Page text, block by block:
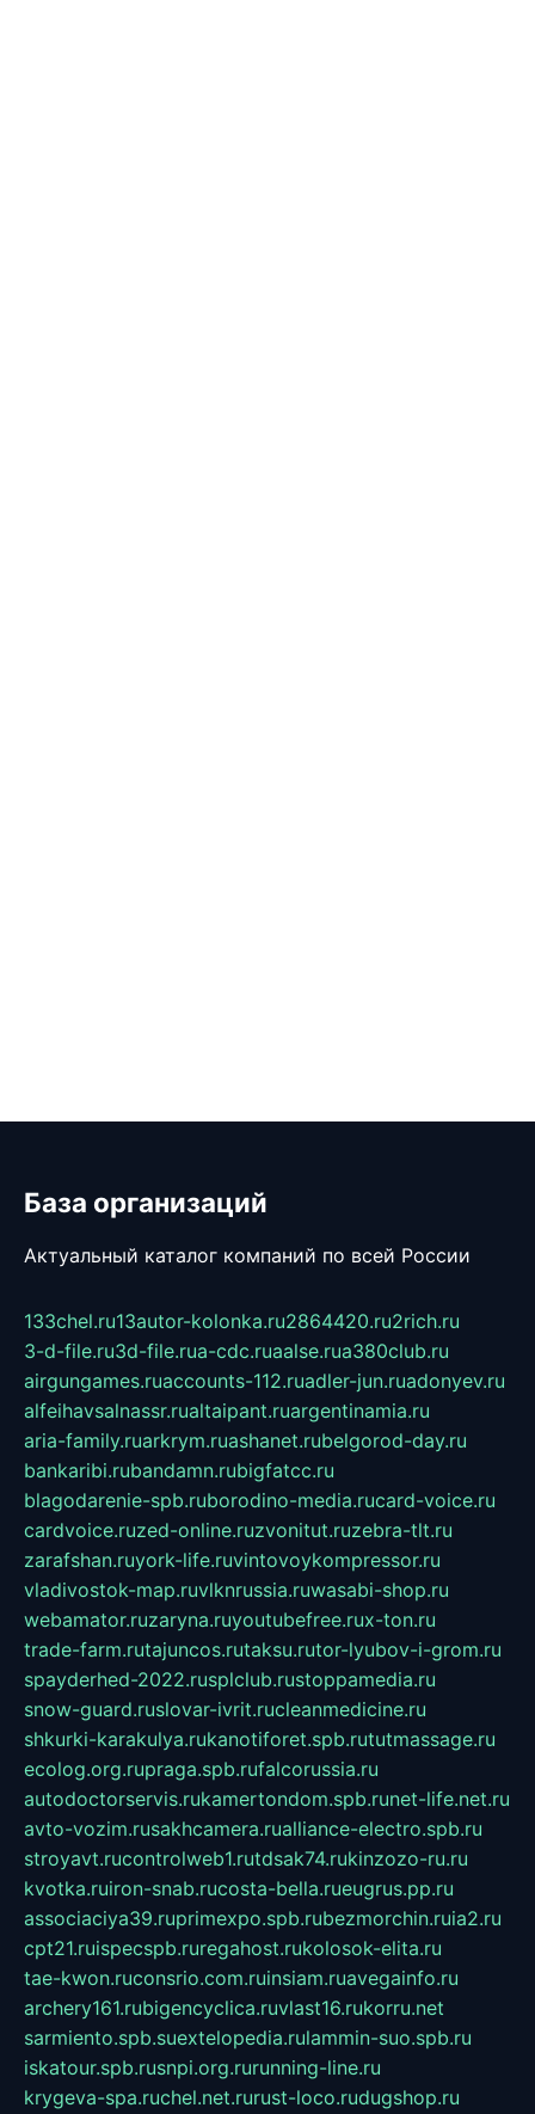
База организаций
Актуальный каталог компаний по всей России
133chel.ru13autor-kolonka.ru2864420.ru2rich.ru
3-d-file.ru3d-file.rua-cdc.ruaalse.rua380club.ru
airgungames.ruaccounts-112.ruadler-jun.ruadonyev.ru
alfeihavsalnassr.rualtaipant.ruargentinamia.ru
aria-family.ruarkrym.ruashanet.rubelgorod-day.ru
bankaribi.rubandamn.rubigfatcc.ru
blagodarenie-spb.ruborodino-media.rucard-voice.ru
cardvoice.ruzed-online.ruzvonitut.ruzebra-tlt.ru
zarafshan.ruyork-life.ruvintovoykompressor.ru
vladivostok-map.ruvlknrussia.ruwasabi-shop.ru
webamator.ruzaryna.ruyoutubefree.rux-ton.ru
trade-farm.rutajuncos.rutaksu.rutor-lyubov-i-grom.ru
spayderhed-2022.rusplclub.rustoppamedia.ru
snow-guard.ruslovar-ivrit.rucleanmedicine.ru
shkurki-karakulya.rukanotiforet.spb.rututmassage.ru
ecolog.org.rupraga.spb.rufalcorussia.ru
autodoctorservis.rukamertondom.spb.runet-life.net.ru
avto-vozim.rusakhcamera.rualliance-electro.spb.ru
stroyavt.rucontrolweb1.rutdsak74.rukinzozo-ru.ru
kvotka.ruiron-snab.rucosta-bella.rueugrus.pp.ru
associaciya39.ruprimexpo.spb.rubezmorchin.ruia2.ru
cpt21.ruispecspb.ruregahost.rukolosok-elita.ru
tae-kwon.ruconsrio.com.ruinsiam.ruavegainfo.ru
archery161.rubigencyclica.ruvlast16.rukorru.net
sarmiento.spb.suextelopedia.rulammin-suo.spb.ru
iskatour.spb.rusnpi.org.rurunning-line.ru
krygeva-spa.ruchel.net.rurust-loco.rudugshop.ru